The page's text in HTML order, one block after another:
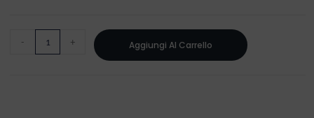
- + Aggiungi Al Carrello